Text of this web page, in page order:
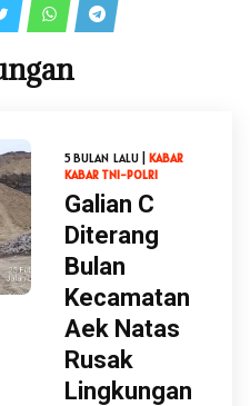
5 BULAN LALU | KABAR
KABAR TNI-POLRI
Galian C
Diterang
Bulan
Kecamatan
Aek Natas
Rusak
Lingkungan